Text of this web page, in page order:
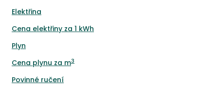
Elektřina
Cena elektřiny za 1 kWh
Plyn
Cena plynu za m3
Povinné ručení